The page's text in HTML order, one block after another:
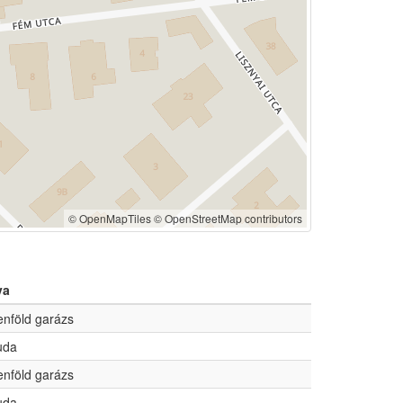
© OpenMapTiles© OpenStreetMap contributors
garázs
garázs